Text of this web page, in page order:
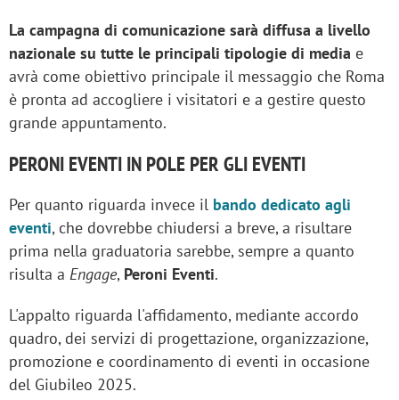
La campagna di comunicazione sarà diffusa a livello
nazionale su tutte le principali tipologie di media e
avrà come obiettivo principale il messaggio che Roma
è pronta ad accogliere i visitatori e a gestire questo
grande appuntamento.
PERONI EVENTI IN POLE PER GLI EVENTI
Per quanto riguarda invece il bando dedicato agli
eventi, che dovrebbe chiudersi a breve, a risultare
prima nella graduatoria sarebbe, sempre a quanto
risulta a Engage, Peroni Eventi.
L'appalto riguarda l'affidamento, mediante accordo
quadro, dei servizi di progettazione, organizzazione,
promozione e coordinamento di eventi in occasione
del Giubileo 2025.